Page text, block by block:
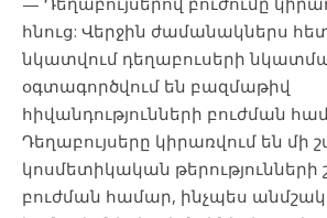
հնուց: Վերջին ժամանակներս
նկատվում դեղաբուսերի
օգտագործվում են բազմաթիվ
հիվանդությունների բուժման
Դեղաբույսերը կիրառվում են մի
կոսմետիկական թերությունների
բուժման համար, ինչպես անմշակ